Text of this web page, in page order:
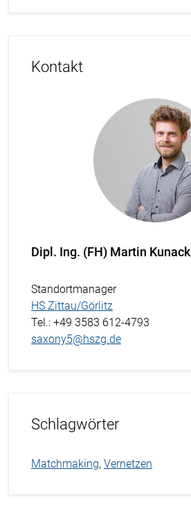
Kontakt
Dipl. Ing. (FH) Martin Kunack
Standortmanager
HS Zittau/Görlitz
Tel.: +49 3583 612-4793
saxony5@hszg.de
Schlagwörter
Matchmaking, Vernetzen